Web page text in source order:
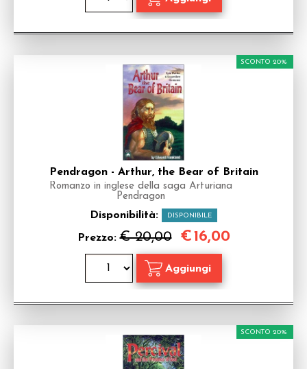
Pendragon - Arthur, the Bear of Britain
Romanzo in inglese della saga Arturiana
Pendragon
Disponibilità: DISPONIBILE
Prezzo:€ 20,00
SCONTO 20%
€16,00
SCONTO 20%